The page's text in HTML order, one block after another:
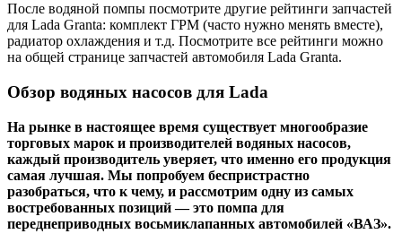
После водяной помпы посмотрите другие рейтинги запчастей
для Lada Granta: комплект ГРМ (часто нужно менять вместе),
радиатор охлаждения и т.д. Посмотрите все рейтинги можно
на общей странице запчастей автомобиля Lada Granta.
Обзор водяных насосов для Lada
На рынке в настоящее время существует многообразие
торговых марок и производителей водяных насосов,
каждый производитель уверяет, что именно его продукция
самая лучшая. Мы попробуем беспристрастно
разобраться, что к чему, и рассмотрим одну из самых
востребованных позиций — это помпа для
переднеприводных восьмиклапанных автомобилей «ВАЗ».